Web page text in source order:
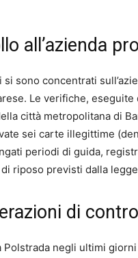
all’azienda
sono concentrati
Le verifiche,
città metropolitana di
sei carte illegittime
periodi di guida,
riposo previsti dalla
di
Polstrada negli ultimi